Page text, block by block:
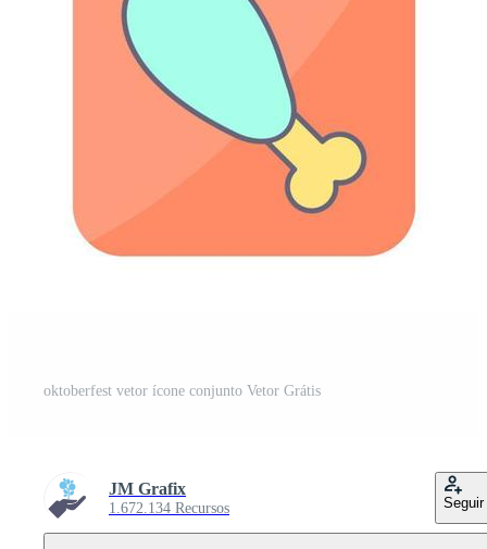
oktoberfest vetor ícone conjunto Vetor Grátis
JM Grafix
1.672.134 Recursos Seguir